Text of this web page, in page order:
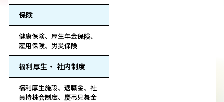
保険
健康保険、厚生年金保険、
雇用保険、労災保険
福利厚生・ 社内制度
福利厚生施設、退職金、社
員持株会制度、慶弔見舞金